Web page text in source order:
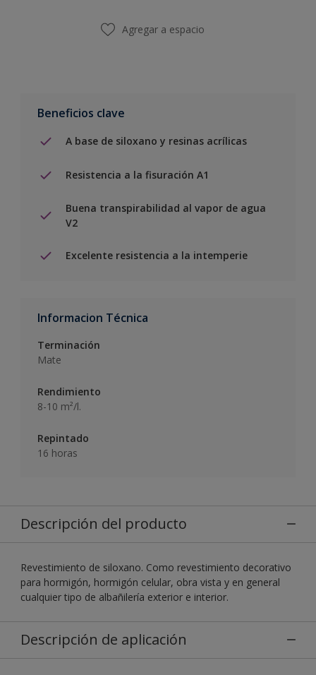
Agregar a espacio
Beneficios clave
A base de siloxano y resinas acrílicas
Resistencia a la fisuración A1
Buena transpirabilidad al vapor de agua
V2
Excelente resistencia a la intemperie
Informacion Técnica
Terminación
Mate
Rendimiento
8-10 m²/l.
Repintado
16 horas
Descripción del producto
Revestimiento de siloxano. Como revestimiento decorativo
para hormigón, hormigón celular, obra vista y en general
cualquier tipo de albañilería exterior e interior.
Descripción de aplicación